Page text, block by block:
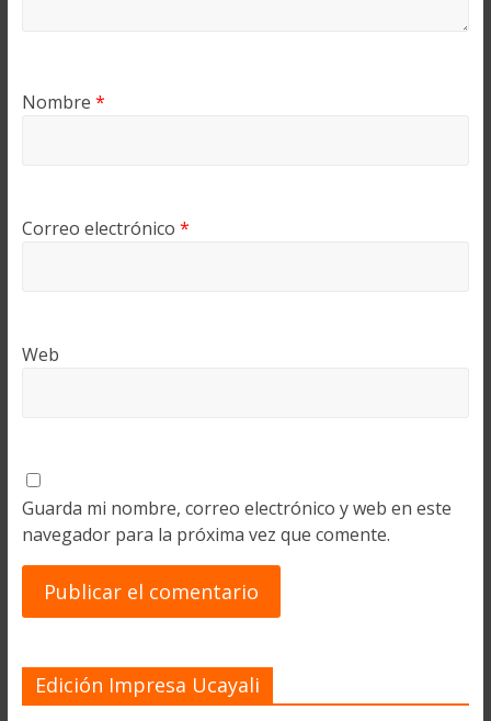
Nombre *
Correo electrónico *
Web
Guarda mi nombre, correo electrónico y web en este
navegador para la próxima vez que comente.
Edición Impresa Ucayali